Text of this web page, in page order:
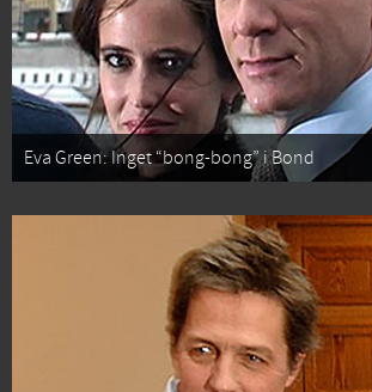
Eva Green: Inget “bong-bong” i Bond